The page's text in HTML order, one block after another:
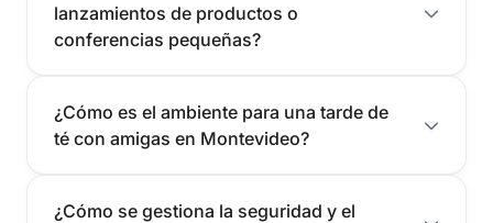
lanzamientos de productos o
conferencias pequeñas?
¿Cómo es el ambiente para una tarde de
té con amigas en Montevideo?
¿Cómo se gestiona la seguridad y el